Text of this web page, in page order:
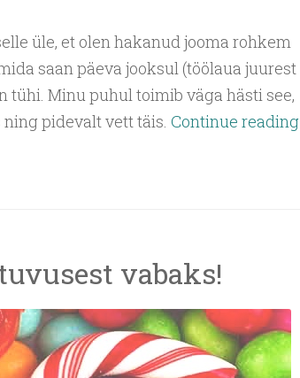
üle, et olen hakanud jooma rohkem
saan päeva jooksul (töölaua juurest
Minu puhul toimib väga hästi see,
pidevalt vett täis. Continue reading
vabaks!